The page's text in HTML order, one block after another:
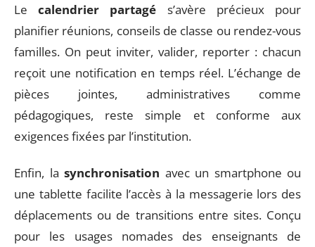
Lecalendrier partagé s’avère précieux pour
planifier réunions, conseils de classe ou rendez-vous
familles. On peut inviter, valider, reporter : chacun
reçoit une notification en temps réel. L’échange de
pièces jointes, administratives comme
pédagogiques, reste simple et conforme aux
exigences fixées par l’institution.
Enfin, la synchronisation avec un smartphone ou
une tablette facilite l’accès à la messagerie lors des
déplacements ou de transitions entre sites. Conçu
pour les usages nomades des enseignants de